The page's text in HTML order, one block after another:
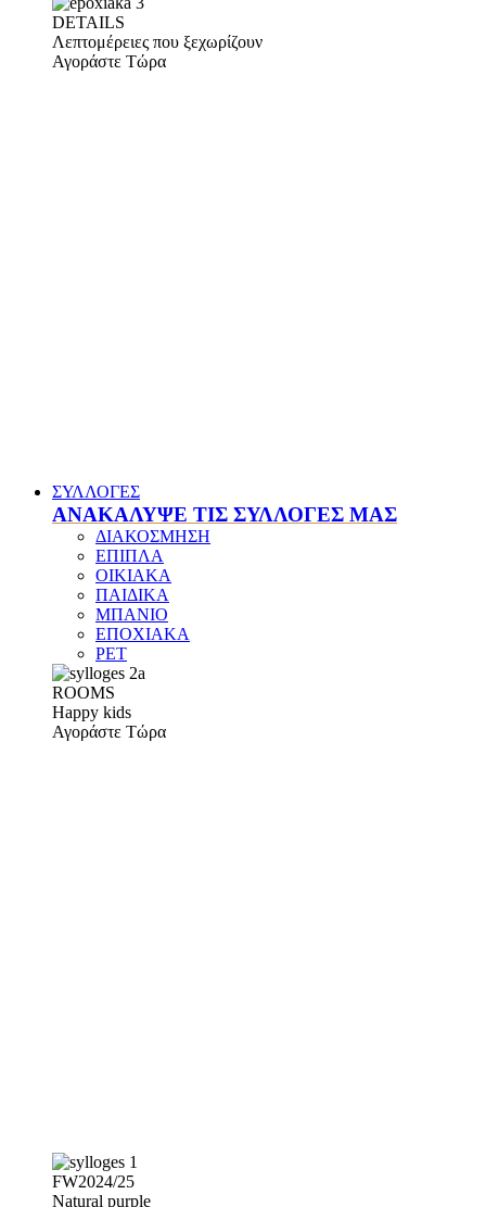
DETAILS
Λεπτομέρειες που ξεχωρίζουν
Αγοράστε Τώρα
ΣΥΛΛΟΓΕΣ
ΑΝΑΚΑΛΥΨΕ ΤΙΣ ΣΥΛΛΟΓΕΣ ΜΑΣ
ΔΙΑΚΟΣΜΗΣΗ
ΕΠΙΠΛΑ
ΟΙΚΙΑΚΑ
ΠΑΙΔΙΚΑ
ΜΠΑΝΙΟ
ΕΠΟΧΙΑΚΑ
PET
ROOMS
Happy kids
Αγοράστε Τώρα
FW2024/25
Natural purple